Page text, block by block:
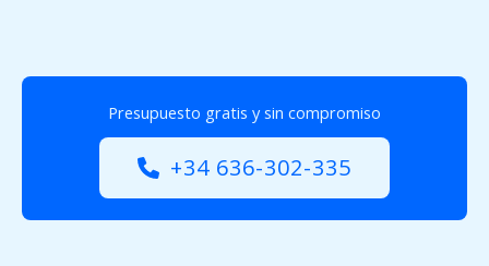
Presupuesto gratis y sin compromiso
+34 636-302-335